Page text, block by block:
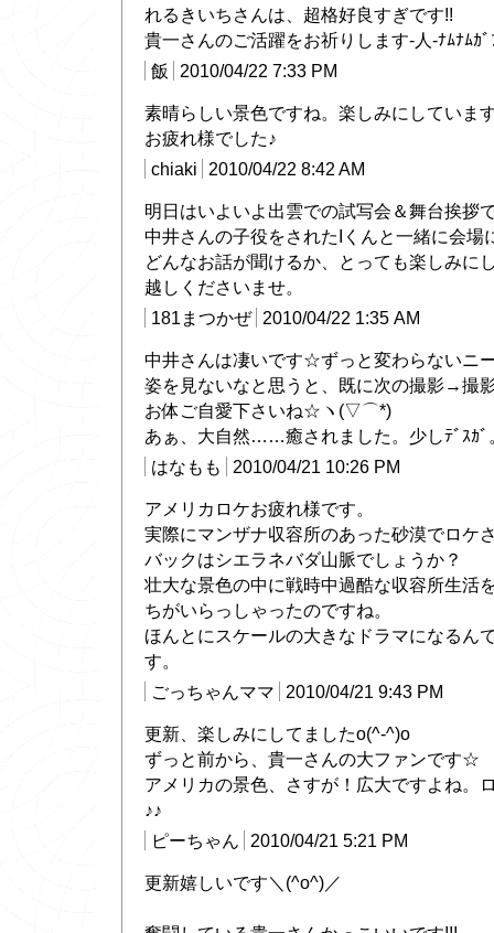
れるきいちさんは、超格好良すぎです!!
貴一さんのご活躍をお祈りします-人-ﾅﾑﾅﾑｶﾞ
飯
2010/04/22 7:33 PM
素晴らしい景色ですね。楽しみにしていま
お疲れ様でした♪
chiaki
2010/04/22 8:42 AM
明日はいよいよ出雲での試写会＆舞台挨拶
中井さんの子役をされたIくんと一緒に会場
どんなお話が聞けるか、とっても楽しみに
越しくださいませ。
181まつかぜ
2010/04/22 1:35 AM
中井さんは凄いです☆ずっと変わらないニ
姿を見ないなと思うと、既に次の撮影→
お体ご自愛下さいね☆ヽ(▽⌒*)
あぁ、大自然……癒されました。少しﾃﾞｽｶﾞ
はなもも
2010/04/21 10:26 PM
アメリカロケお疲れ様です。
実際にマンザナ収容所のあった砂漠でロケ
バックはシエラネバダ山脈でしょうか？
壮大な景色の中に戦時中過酷な収容所生活
ちがいらっしゃったのですね。
ほんとにスケールの大きなドラマになるん
す。
ごっちゃんママ
2010/04/21 9:43 PM
更新、楽しみにしてましたo(^-^)o
ずっと前から、貴一さんの大ファンです☆
アメリカの景色、さすが！広大ですよね。
♪♪
ピーちゃん
2010/04/21 5:21 PM
更新嬉しいです＼(^o^)／